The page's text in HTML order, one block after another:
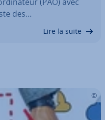
des…
Lire la suite